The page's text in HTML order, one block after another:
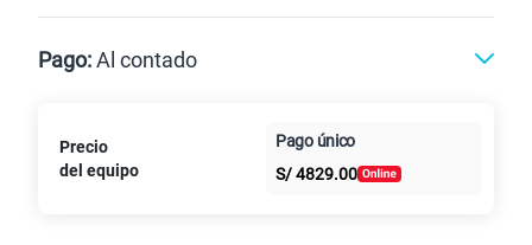
Línea Nueva
Pago:Al contado
Al contado Cuotas Claro
intereses
Precio
del equipo
Pago único
S/4829.00